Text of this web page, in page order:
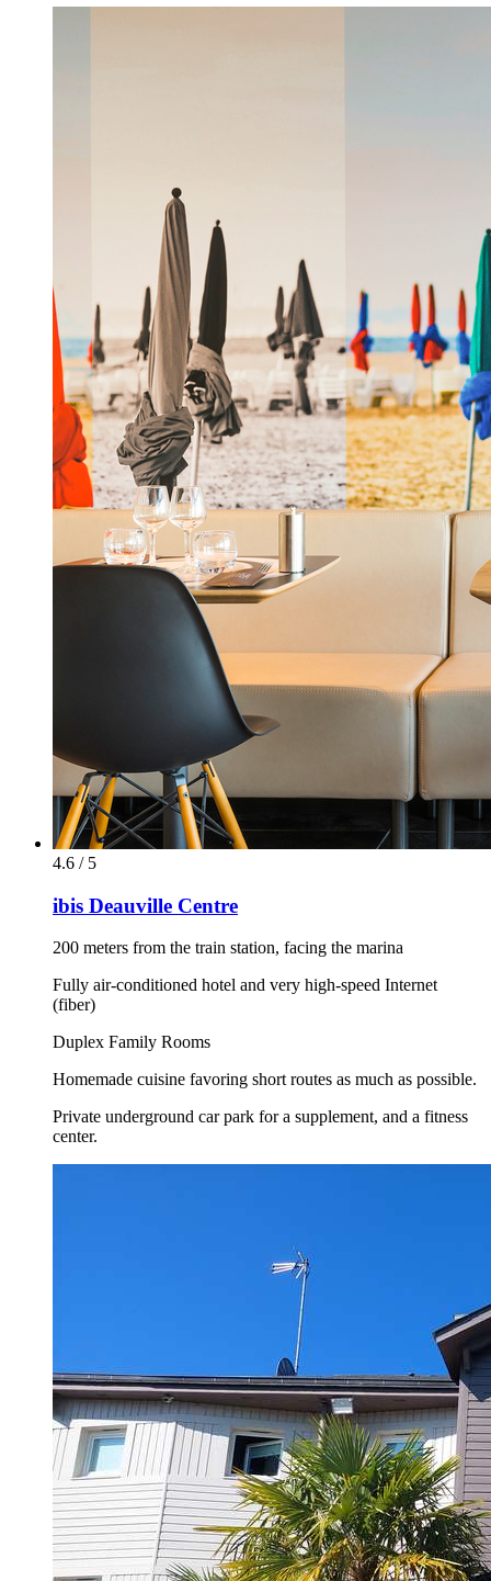
4.6 / 5
ibis Deauville Centre
200 meters from the train station, facing the marina
Fully air-conditioned hotel and very high-speed Internet
(fiber)
Duplex Family Rooms
Homemade cuisine favoring short routes as much as possible.
Private underground car park for a supplement, and a fitness
center.